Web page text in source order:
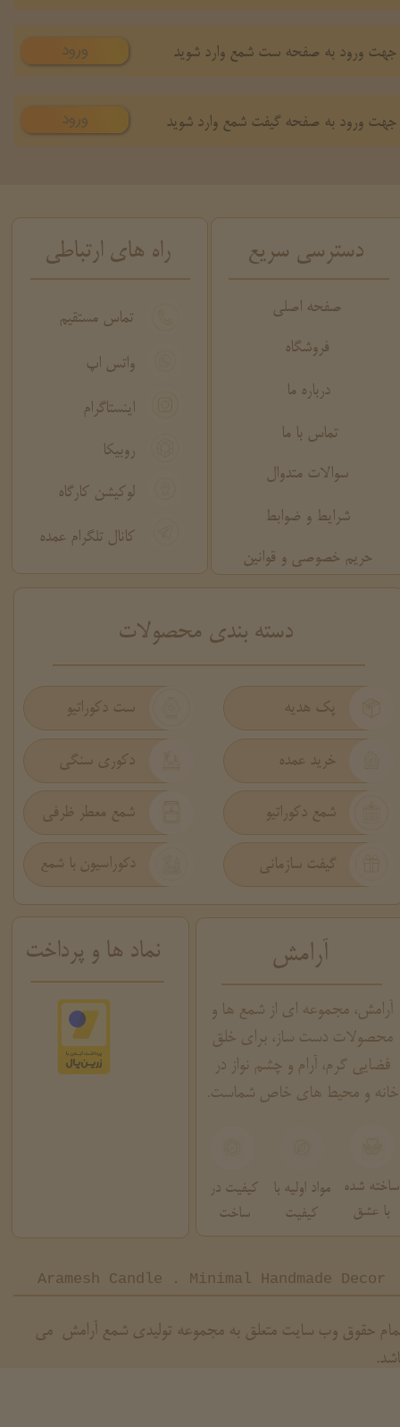
جهت ورود به صفحه ست شمع وارد شوید ورود
جهت ورود به صفحه گیفت شمع وارد شوید ورود
حقوق وب سایت متعلق به مجموعه تولیدی شمع آرامش می
شمع معطر ظرفی
گیفت سازمانی دکوراسیون با شمع
شمع دکوراتیو
دکوری سنگی
پک هدیه ست دکوراتیو
خرید عمده
​دسته بندی محصولات
نماد ها و پرداخت
راه های ارتباطی
تماس مستقیم
اینستاگرام
روبیکا
واتس اپ
لوکیشن کارگاه
کانال تلگرام عمده
دسترسی سریع
صفحه اصلی
فروشگاه
درباره ما
تماس با ما
سوالات متدوال
حریم خصوصی و قوانین
شرایط و ضوابط
آرامش
آرامش، مجموعه ای از شمع ها و
محصولات دست ساز، برای خلق
فضایی گرم، آرام و چشم نواز در
خانه و محیط های خاص شماست.
ساخته شده
با عشق
مواد اولیه با
کیفیت
کیفیت در
ساخت
Aramesh Candle . Minimal Handmade Decor